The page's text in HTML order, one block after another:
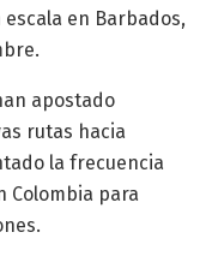
en Barbados,
apostado
rutas hacia
la frecuencia
Colombia para